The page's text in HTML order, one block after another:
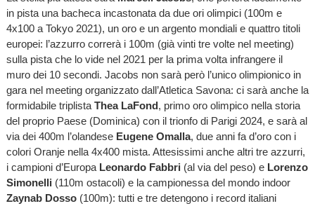
in pista una bacheca incastonata da due ori olimpici (100m e
4x100 a Tokyo 2021), un oro e un argento mondiali e quattro titoli
europei: l’azzurro correrà i 100m (già vinti tre volte nel meeting)
sulla pista che lo vide nel 2021 per la prima volta infrangere il
muro dei 10 secondi. Jacobs non sarà però l’unico olimpionico in
gara nel meeting organizzato dall’Atletica Savona: ci sarà anche la
formidabile triplista Thea LaFond, primo oro olimpico nella storia
del proprio Paese (Dominica) con il trionfo di Parigi 2024, e sarà al
via dei 400m l’olandese Eugene Omalla, due anni fa d’oro con i
colori Oranje nella 4x400 mista. Attesissimi anche altri tre azzurri,
i campioni d’Europa Leonardo Fabbri (al via del peso) e Lorenzo
Simonelli (110m ostacoli) e la campionessa del mondo indoor
Zaynab Dosso(100m): tutti e tre detengono i record italiani